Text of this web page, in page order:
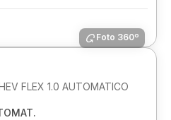
Foto 360º
FLEX 1.0 AUTOMATICO